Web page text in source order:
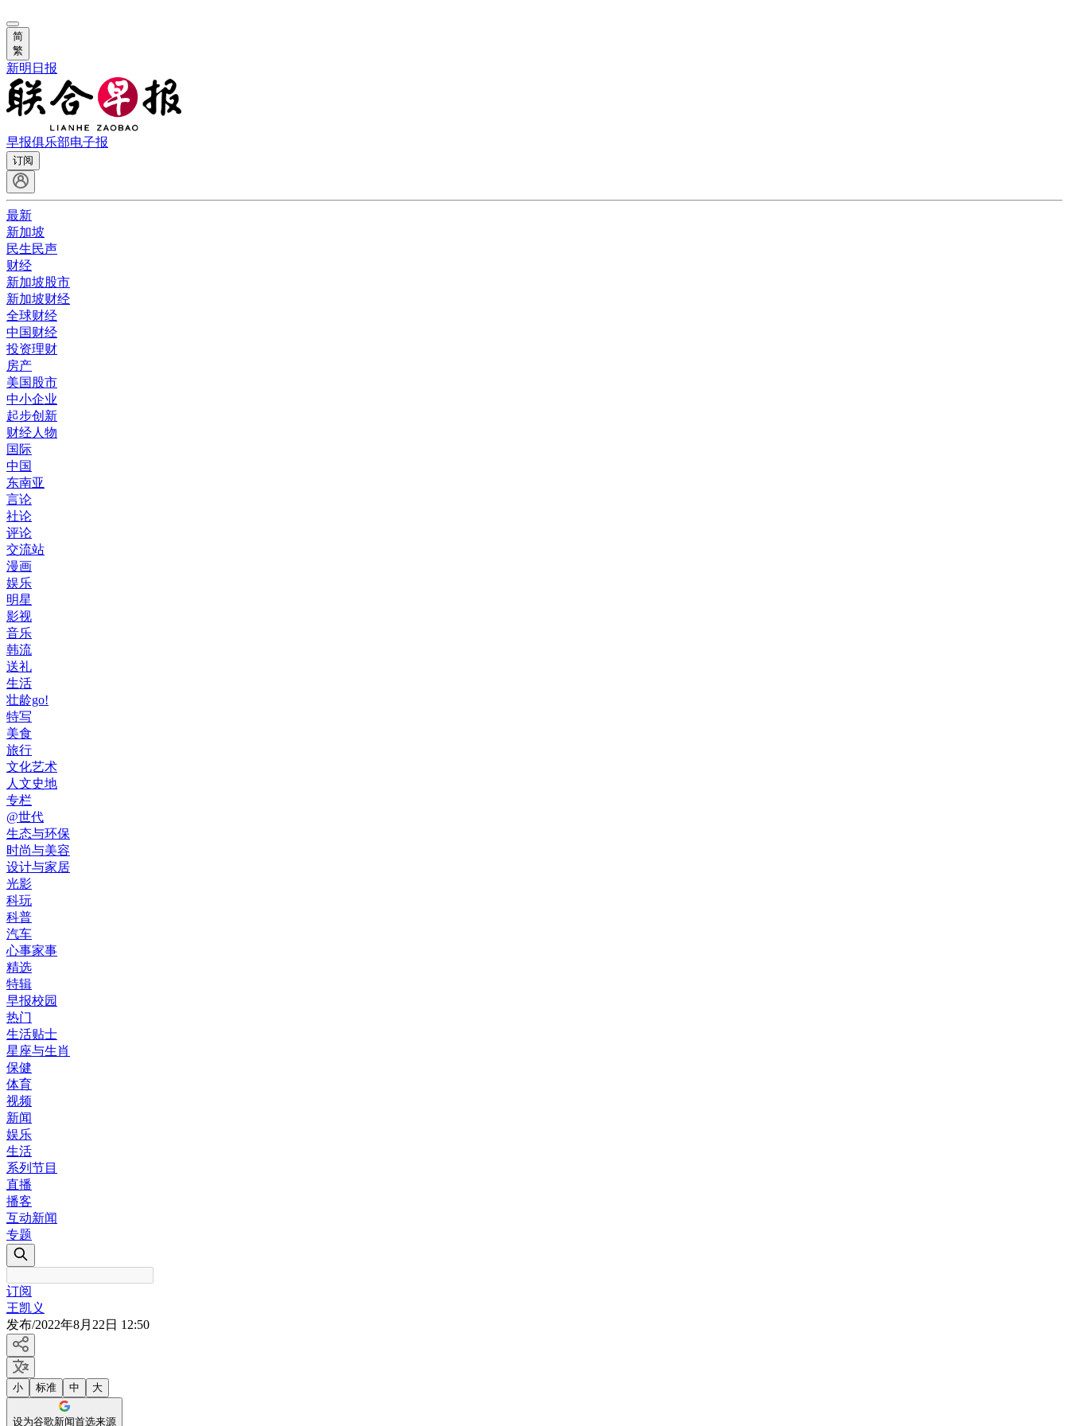
简
繁
新明日报
早报俱乐部电子报
订阅
最新
新加坡
民生民声
财经
新加坡股市
新加坡财经
全球财经
中国财经
投资理财
房产
美国股市
中小企业
起步创新
财经人物
国际
中国
东南亚
言论
社论
评论
交流站
漫画
娱乐
明星
影视
音乐
韩流
送礼
生活
壮龄go!
特写
美食
旅行
文化艺术
人文史地
专栏
@世代
生态与环保
时尚与美容
设计与家居
光影
科玩
科普
汽车
心事家事
精选
特辑
早报校园
热门
生活贴士
星座与生肖
保健
体育
视频
新闻
娱乐
生活
系列节目
直播
播客
互动新闻
专题
订阅
王凯义
发布/2022年8月22日 12:50
小 标准 中 大
设为谷歌新闻首选来源